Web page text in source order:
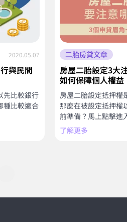
2020.05.07
與民間
先比較銀行
種比較適合
二胎房貸文章
房屋二胎設定3大
如何保障個人權益
房屋二胎設定抵押權
那麼在被設定抵押權
前準備？馬上點擊進
了解更多